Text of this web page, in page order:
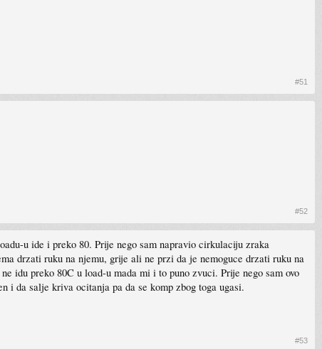
#51
#52
u ide i preko 80. Prije nego sam napravio cirkulaciju zraka
drzati ruku na njemu, grije ali ne przi da je nemoguce drzati ruku na
idu preko 80C u load-u mada mi i to puno zvuci. Prije nego sam ovo
i da salje kriva ocitanja pa da se komp zbog toga ugasi.
#53